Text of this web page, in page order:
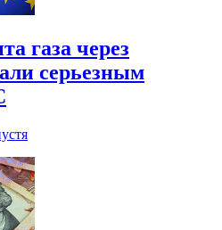
газа через
серьезным